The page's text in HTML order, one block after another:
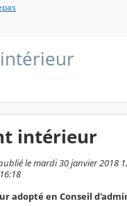
intérieur
le mardi 30 janvier 2018
adopté en Conseil